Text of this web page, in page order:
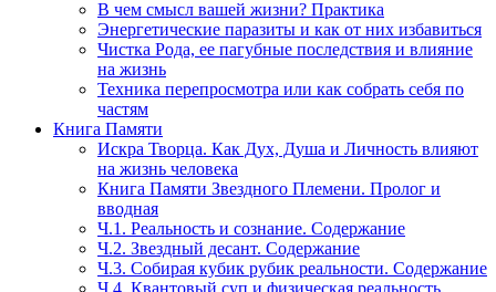
В чем смысл вашей жизни? Практика
Энергетические паразиты и как от них избавиться
Чистка Рода, ее пагубные последствия и влияние
на жизнь
Техника перепросмотра или как собрать себя по
частям
Книга Памяти
Искра Творца. Как Дух, Душа и Личность влияют
на жизнь человека
Книга Памяти Звездного Племени. Пролог и
вводная
Ч.1. Реальность и сознание. Содержание
Ч.2. Звездный десант. Содержание
Ч.3. Собирая кубик рубик реальности. Содержание
Ч.4. Квантовый суп и физическая реальность.